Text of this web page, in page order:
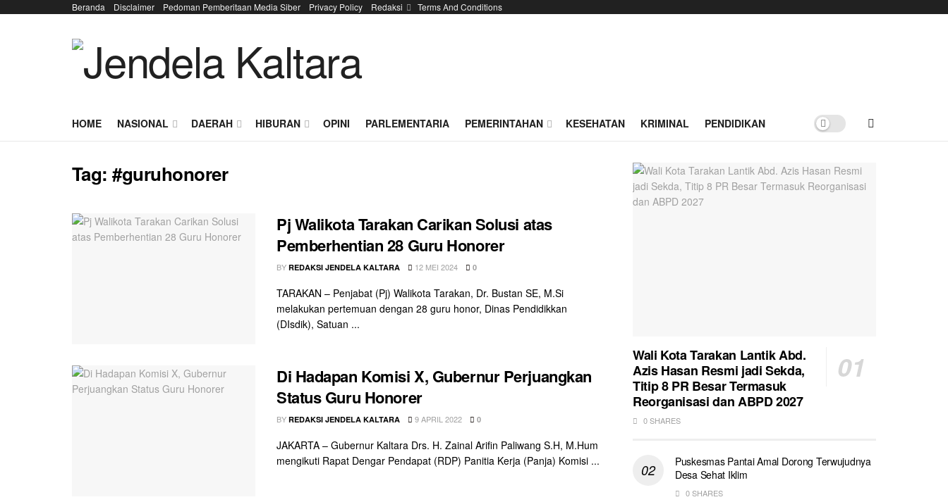
Beranda Disclaimer Pedoman Pemberitaan Media Siber Privacy Policy Redaksi Terms And Conditions
HOME NASIONAL DAERAH HIBURAN OPINI PARLEMENTARIA PEMERINTAHAN KESEHATAN KRIMINAL PENDIDIKAN
Tag:#guruhonorer
Pj Walikota Tarakan Carikan Solusi atas
Pemberhentian 28 Guru Honorer
BY REDAKSI JENDELA KALTARA 12 MEI 2024 0
TARAKAN – Penjabat (Pj) Walikota Tarakan, Dr. Bustan SE, M.Si
melakukan pertemuan dengan 28 guru honor, Dinas Pendidikkan
(DIsdik), Satuan ...
Di Hadapan Komisi X, Gubernur Perjuangkan
Status Guru Honorer
BY REDAKSI JENDELA KALTARA 9 APRIL 2022 0
JAKARTA – Gubernur Kaltara Drs. H. Zainal Arifin Paliwang S.H, M.Hum
mengikuti Rapat Dengar Pendapat (RDP) Panitia Kerja (Panja) Komisi ...
Wali Kota Tarakan Lantik Abd.
Azis Hasan Resmi jadi Sekda,
Titip 8 PR Besar Termasuk
Reorganisasi dan ABPD 2027
0 SHARES
Puskesmas Pantai Amal Dorong Terwujudnya
Desa Sehat Iklim
0 SHARES